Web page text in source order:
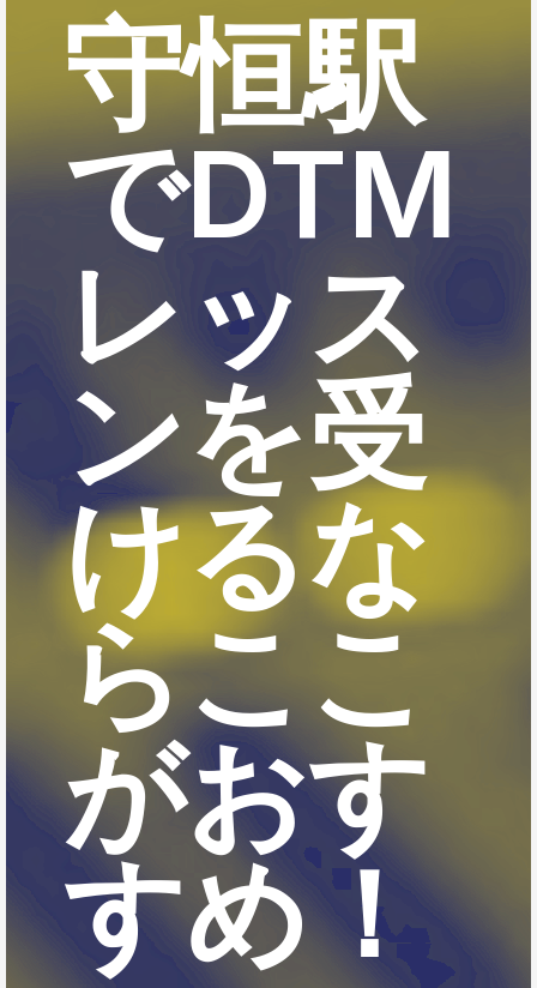
守恒駅
でDTM
レッス
ンを受
けるな
らここ
がおす
すめ！